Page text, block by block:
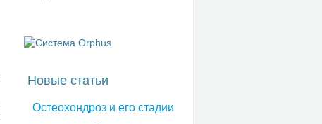
Новые статьи
Остеохондроз и его стадии